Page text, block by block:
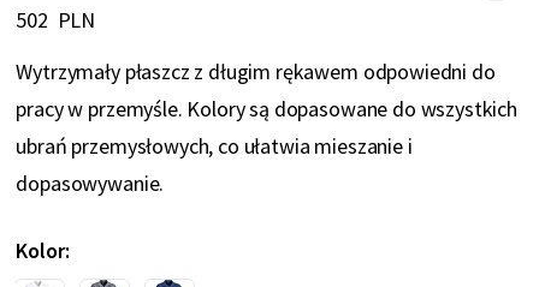
galerii
502 PLN
Wytrzymały płaszcz z długim rękawem odpowiedni do
pracy w przemyśle. Kolory są dopasowane do wszystkich
ubrań przemysłowych, co ułatwia mieszanie i
dopasowywanie.
Kolor